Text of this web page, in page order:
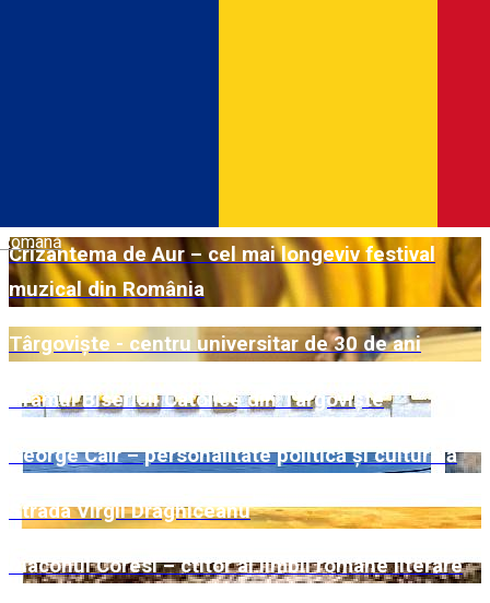
Română
Crizantema de Aur – cel mai longeviv festival
muzical din România
Târgoviște - centru universitar de 30 de ani
Hramul Bisericii Catolice din Târgoviște
George Caïr – personalitate politică și culturală
Strada Virgil Drăghiceanu
Diaconul Coresi – ctitor al limbii române literare